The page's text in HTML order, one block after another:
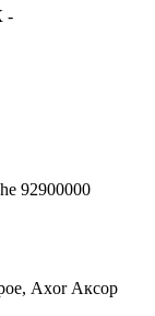
-
92900000
Axor Аксор